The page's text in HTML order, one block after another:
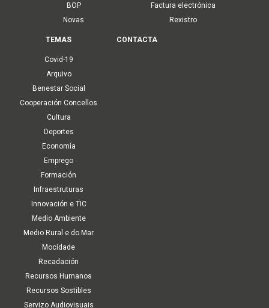
BOP
Novas
Factura electrónica
Rexistro
TEMAS
Covid-19
Arquivo
Benestar Social
Cooperación Concellos
Cultura
Deportes
Economía
Emprego
Formación
Infraestruturas
Innovación e TIC
Medio Ambiente
Medio Rural e do Mar
Mocidade
Recadación
Recursos Humanos
Recursos Sostibles
Servizo Audiovisuais
CONTACTA